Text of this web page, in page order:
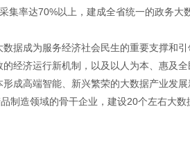
集率达70%以上，建成全省统一的政务
成为服务经济社会民生的重要支撑和引
经济运行新机制，以及以人为本、惠及全
成高端智能、新兴繁荣的大数据产业发
制造领域的骨干企业，建设20个左右大